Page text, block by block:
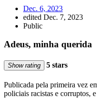
Dec. 6, 2023
edited Dec. 7, 2023
Public
Adeus, minha querida
Show rating 5 stars
Publicada pela primeira vez
policiais racistas e corruptos,